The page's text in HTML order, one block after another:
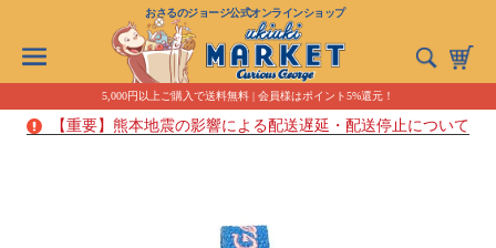
おさるのジョージ公式オンラインショップ
5,000円以上ご購入で送料無料 | 会員様はポイント5%還元！
【重要】熊本地震の影響による配送遅延・配送停止について